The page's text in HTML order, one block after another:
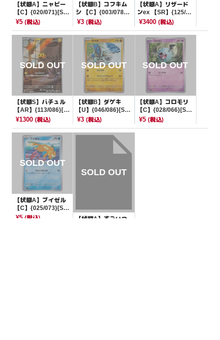
【状態A】ニャビー
【C】{020/071}[SV
5M]
¥5 (税込)
【状態B】コフキム
シ 【C】{003/078}
[SV1V]
¥3(税込)
【状態A】リザード
ンex 【SR】{125/10
8}[SV3]
¥3400 (税込)
【状態S】バチュル
【AR】{113/086}[S
V11W]
¥1300 (税込)
【状態B】ダゲキ
【U】{046/086}[SV1
1W]
¥3(税込)
【状態A】コロモリ
【C】{028/066}[SV
4K]
¥5 (税込)
【状態A】ブイゼル
【C】{025/073}[SV
1a]
¥5 (税込)
【状態A】すごいつ